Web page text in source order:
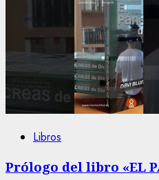
Libros
Prólogo del libro «EL